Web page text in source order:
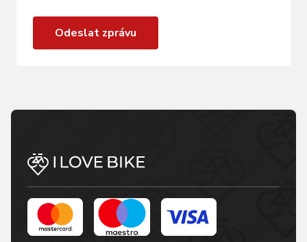
Odeslat zprávu